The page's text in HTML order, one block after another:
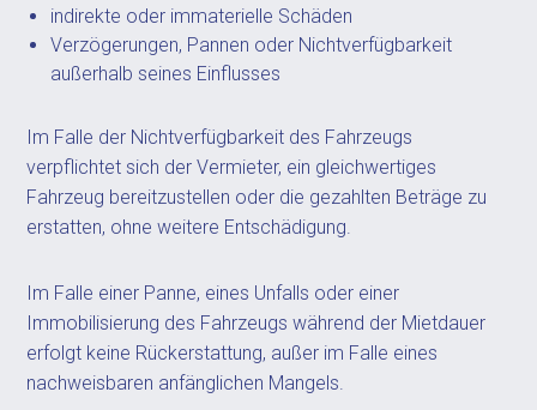
indirekte oder immaterielle Schäden
Verzögerungen, Pannen oder Nichtverfügbarkeit
außerhalb seines Einflusses
Im Falle der Nichtverfügbarkeit des Fahrzeugs
verpflichtet sich der Vermieter, ein gleichwertiges
Fahrzeug bereitzustellen oder die gezahlten Beträge zu
erstatten, ohne weitere Entschädigung.
Im Falle einer Panne, eines Unfalls oder einer
Immobilisierung des Fahrzeugs während der Mietdauer
erfolgt keine Rückerstattung, außer im Falle eines
nachweisbaren anfänglichen Mangels.